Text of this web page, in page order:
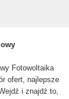
Fotowoltaika
ofert, najlepsze
i znajdź to,